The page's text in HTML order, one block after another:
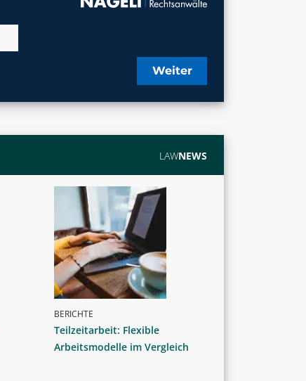
Weiter
LAWNEWS
BERICHTE
Teilzeitarbeit: Flexible
Arbeitsmodelle im Vergleich